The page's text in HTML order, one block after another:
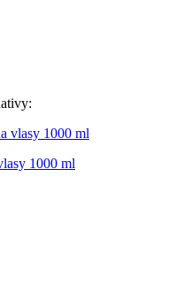
1000 ml